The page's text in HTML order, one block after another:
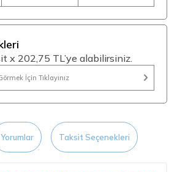
x 202,75 TL’ye alabilirsiniz.
İçin Tıklayınız
Yorumlar Taksit Seçenekleri